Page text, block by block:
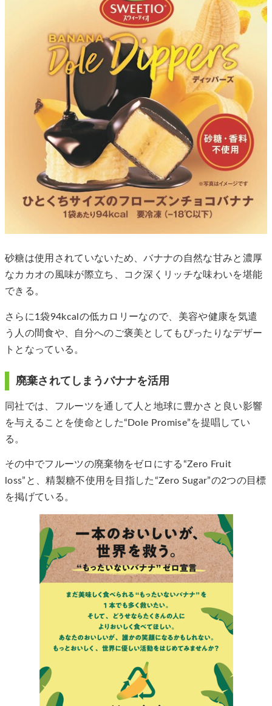
砂糖は使用されていないため、バナナの自然な甘みと濃厚
なカカオの風味が際立ち、コク深くリッチな味わいを堪能
できる。
さらに1袋94kcalの低カロリーなので、美容や健康を気遣
う人の間食や、自分へのご褒美としてもぴったりなデザー
トとなっている。
廃棄されてしまうバナナを活用
同社では、フルーツを通して人と地球に豊かさと良い影響
を与えることを使命とした“Dole Promise”を提唱してい
る。
その中でフルーツの廃棄物をゼロにする“Zero Fruit
loss”と、精製糖不使用を目指した“Zero Sugar”の2つの目標
を掲げている。